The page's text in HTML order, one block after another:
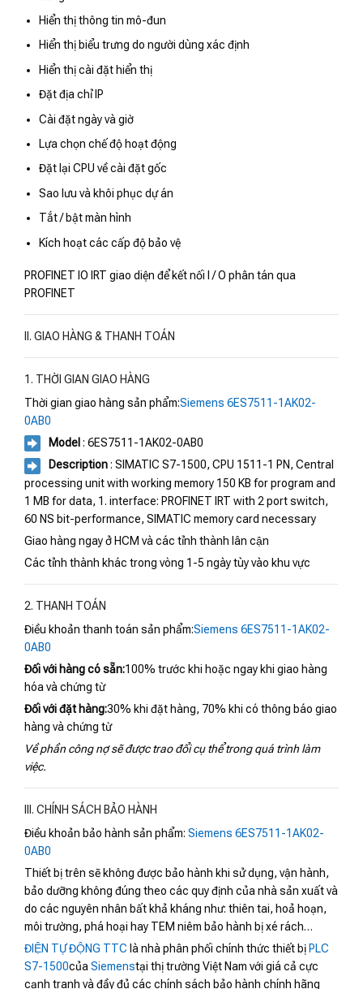
Hiển thị thông tin mô-đun
Hiển thị biểu trưng do người dùng xác định
Hiển thị cài đặt hiển thị
Đặt địa chỉ IP
Cài đặt ngày và giờ
Lựa chọn chế độ hoạt động
Đặt lại CPU về cài đặt gốc
Sao lưu và khôi phục dự án
Tắt / bật màn hình
Kích hoạt các cấp độ bảo vệ
PROFINET IO IRT giao diện để kết nối I / O phân tán qua
PROFINET
II. GIAO HÀNG & THANH TOÁN
1. THỜI GIAN GIAO HÀNG
Thời gian giao hàng sản phẩm:Siemens 6ES7511-1AK02-
0AB0
Model : 6ES7511-1AK02-0AB0
Description: SIMATIC S7-1500, CPU 1511-1 PN, Central
processing unit with working memory 150 KB for program and
1 MB for data, 1. interface: PROFINET IRT with 2 port switch,
60 NS bit-performance, SIMATIC memory card necessary
Giao hàng ngay ở HCM và các tỉnh thành lân cận
Các tỉnh thành khác trong vòng 1-5 ngày tùy vào khu vực
2. THANH TOÁN
Điều khoản thanh toán sản phẩm:Siemens 6ES7511-1AK02-
0AB0
Đối với hàng có sẵn:100% trước khi hoặc ngay khi giao hàng
hóa và chứng từ
Đối với đặt hàng:30% khi đặt hàng, 70% khi có thông báo giao
hàng và chứng từ
Về phần công nợ sẽ được trao đổi cụ thể trong quá trình làm
việc.
III. CHÍNH SÁCH BẢO HÀNH
Điều khoản bảo hành sản phẩm: Siemens 6ES7511-1AK02-
0AB0
Thiết bị trên sẽ không được bảo hành khi sử dụng, vận hành,
bảo dưỡng không đúng theo các quy định của nhà sản xuất và
do các nguyên nhân bất khả kháng như: thiên tai, hoả hoạn,
môi trường, phá hoại hay TEM niêm bảo hành bị xé rách…
ĐIỆN TỰ ĐỘNG TTC là nhà phân phối chính thức thiết bịPLC
S7-1500của Siemenstại thị trường Việt Nam với giá cả cực
cạnh tranh và đầy đủ các chính sách bảo hành chính hãng